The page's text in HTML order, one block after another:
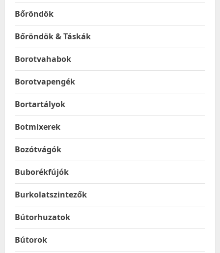
Bőröndök
Bőröndök & Táskák
Borotvahabok
Borotvapengék
Bortartályok
Botmixerek
Bozótvágók
Buborékfújók
Burkolatszintezők
Bútorhuzatok
Bútorok